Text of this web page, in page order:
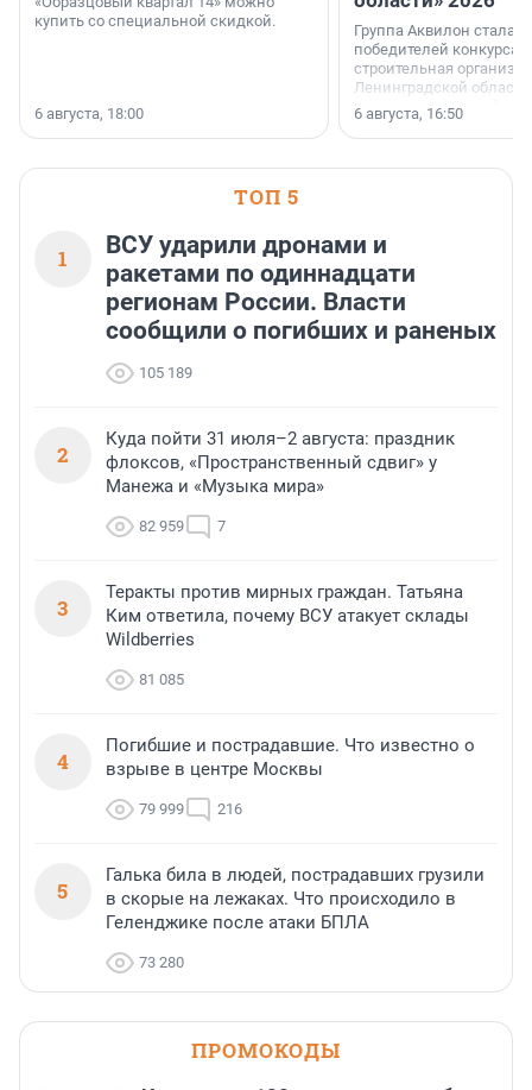
купить со специальной скидкой.
6 августа, 18:00
Группа Аквилон стала
победителей конкурса
строительная
Ленинградской области
номинации «Самый
застройщик
6 августа, 16:50
ТОП 5
1
ВСУ ударили дронами и
ракетами по одиннадцати
регионам России. Власти
сообщили о погибших и раненых
105 189
2
Куда пойти 31 июля–2 августа: праздник
флоксов, «Пространственный сдвиг» у
Манежа и «Музыка мира»
82 959 7
3
Теракты против мирных граждан. Татьяна
Ким ответила, почему ВСУ атакует склады
Wildberries
81 085
4
Погибшие и пострадавшие. Что известно о
взрыве в центре Москвы
79 999 216
5
Галька била в людей, пострадавших грузили
в скорые на лежаках. Что происходило в
Геленджике после атаки БПЛА
73 280
ПРОМОКОДЫ